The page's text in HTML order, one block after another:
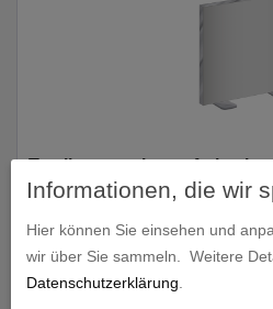
Textilspannrahmen
cm | bedruckt
Informationen, die wir
Hier können Sie einsehen und
wir über Sie sammeln.
Weitere
Datenschutzerklärung